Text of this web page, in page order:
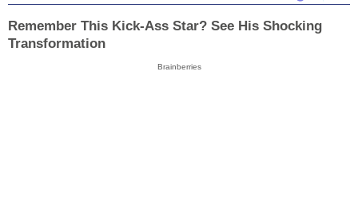
Remember This Kick-Ass Star? See His Shocking
Transformation
Brainberries